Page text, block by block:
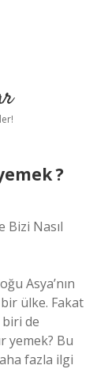
?
Bizi Nasıl
Asya’nın
ülke. Fakat
de
yemek? Bu
fazla ilgi